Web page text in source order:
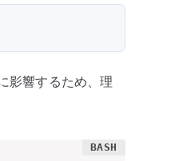
影響するため、理